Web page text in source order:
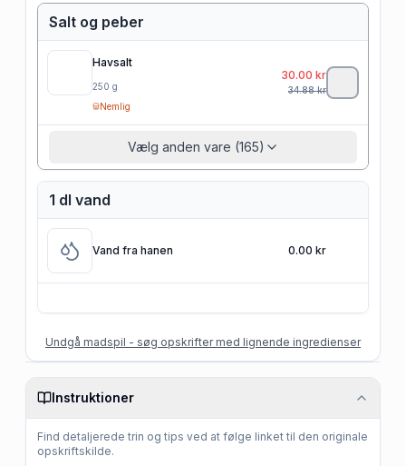
Salt og peber
Havsalt
250 g
Nemlig
30.00 kr
34.88kr
Vælg anden vare (165)
1 dl vand
Vand fra hanen 0.00 kr
Undgå madspil - søg opskrifter med lignende ingredienser
Instruktioner
Find detaljerede trin og tips ved at følge linket til den originale
opskriftskilde.